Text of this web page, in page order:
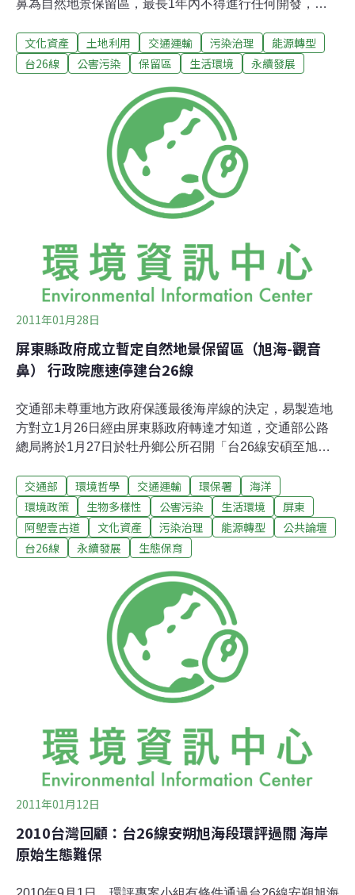
鼻為自然地景保留區，最長1年內不得進行任何開發，但
一意孤行，將嚴重破壞生態。環保團體要求中央立即停止
開發案並撤案，指交通部漠視地方權益，反對興建台26線
連署反對的民眾有15,366位。屏東縣府以具體行動，力阻
交通部台26線屏東段開發計畫，阿朗壹古道一帶的旭海、
觀音鼻，擁有獨特的地質景觀與生態，民間環保團體近年
來力主保留，盼交通部公路總局台26線安朔旭海段開發案
能停止，以免傷害當地的自然生態。縣府農業處邀請專家
學者，組成15人的自然地景審議委員會，評估調查後，26
日召開「暫定旭海─觀音鼻為自然地景保留區」審查會
區，最快縣府下週即行公告，範圍
文化資產 土地利用 交通運輸 污染治理
能源轉型
台26線
公害污染 保留區 生活環境 永續發展
2011年01月28日
屏東縣政府成立暫定自然地景保留區（旭海-觀音
鼻） 行政院應速停建台26線
交通部未尊重地方政府保護最後海岸線的決定，易製造地
方對立1月26日經由屏東縣政府轉達才知道，交通部公路
總局將於1月27日於牡丹鄉公所召開「台26線安碩至旭海
路段協商會，得知此消息時疑惑的是為何長期關心的民間
團體都未獲通知，原來通知與會的代表都是當地的鄉公
所、鄉代會及在地議員。交通部在之日前已收到屏東縣政
府極力保留阿朗壹古道，正在籌設自然地景委員會的消
息，環保署也尊重地方政府的權限，雖然去年12月1號環
評大會通過旭海到安碩段的環評差異分析，至今仍未公
告，可見環保署認為地方政府只要有所作為，台26線屏東
段必須停建。很遺憾的是，交通部仍然一意孤行、執意要
貫通屏東段，因此為了要營造地方一致支持的氣勢，竟然
在屏東縣政府已經於1月26號完成自然地景保留區（觀音
鼻-旭海）的指定時刻，召開此次協商會。交通部漠視民間
團體與地方民眾參與協商會
交通部 環境哲學 交通運輸 環保署
海洋
環境政策
生物多樣性 公害污染 生活環境
屏東
阿塱壹古道
文化資產 污染治理 能源轉型
公共論壇
台26線
永續發展 生態保育
2011年01月12日
2010台灣回顧：台26線安朔旭海段環評過關 海岸
原始生態難保